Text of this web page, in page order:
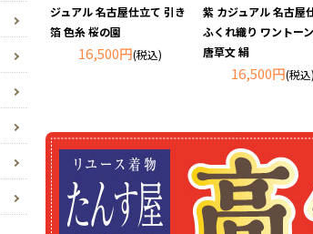
ジュアル 名古屋仕立て 引き
箔 色糸 桜の園
16,500円(税込)
紫 カジュアル 名古屋
ふくれ織り ワントー
唐草文 絹
16,500円(税込)